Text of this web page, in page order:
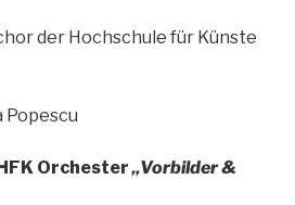
der Hochschule für Künste
Popescu
Orchester „Vorbilder &